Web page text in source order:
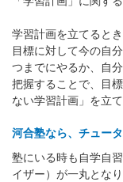
学習計画を立てると
目標に対して今の自
つまでにやるか、自
把握することで、目
ない学習計画」を立
河合塾なら、チュー
塾にいる時も自学自
イザー）が一丸とな